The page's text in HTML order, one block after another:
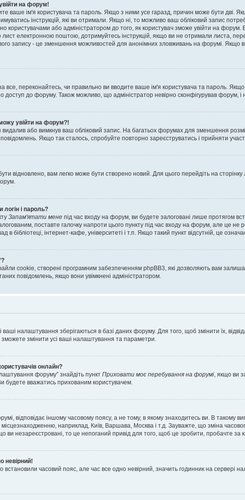
на форум!
ваше ім'я користувача та пароль. Якщо з ними усе гаразд, причин може бути дві.
інструкцій, які ви отримали. Якщо ні, то можливо ваш обліковий запис
користувачами або адміністратором до того, як користувач зможе увійти на
лист електронною поштою, дотримуйтесь інструкцій, якщо ви не отримали листа,
запису - це зменшення можливостей для анонімних зловживань на форумі.
переконайтесь, чи правильно ви вводите ваше ім'я користувача та пароль. Якщо
до форуму. Також можливо, що адміністратор невірно сконфігурував форум, і
увійти на форум?!
або вимкнув ваш обліковий запис. На багатьох форумах для зменшення
Якщо так сталось, спробуйте повторно зареєструватись і прийняти
відновлено, вам легко може бути створено новий. Для цього перейдіть на сторінку
і пароль?
Запам'ятати мене під час входу на форум, ви будете залоговані лише протягом
поставте галочку напроти цього пункту під час входу на форум, але це
в бібліотеці, інтернет-кафе, університеті і т.п. Якщо такий пункт відсутній, це
cookie, створені програмним забезпеченням phpBB3, які дозволяють вам
повідомлень, якщо вони увімкнені адміністратором.
налаштування зберігаються в базі даних форуму. Для того, щоб змінити їх,
зможете змінити усі ваші налаштування та параметри.
онлайн?
форуму” знайдіть пункт Приховати моє перебування на форумі , якщо ви
будете вважатись прихованим користувачем.
відповідає іншому часовому поясу, а не тому, в якому знаходитесь ви. В такому
наприклад, Київ, Варшава, Москва і т.д. Зауважте, що зміна
ви незареєстровані, то це непоганий привід для того, щоб це зробити, пробачте за
невірний!
часовий пояс, але час все одно невірний, значить годинник на сервері